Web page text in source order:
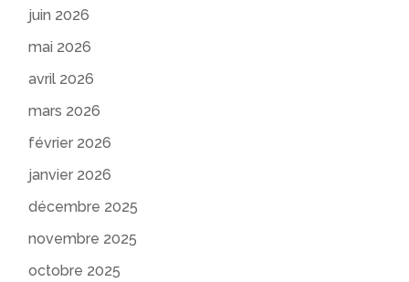
juin 2026
mai 2026
avril 2026
mars 2026
février 2026
janvier 2026
décembre 2025
novembre 2025
octobre 2025